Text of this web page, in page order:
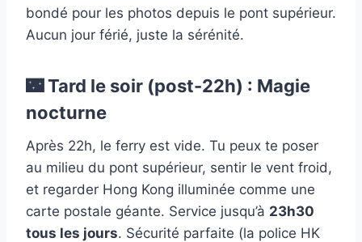
bondé pour les photos depuis le pont supérieur.
Aucun jour férié, juste la sérénité.
🌃 Tard le soir (post-22h) : Magie
nocturne
Après 22h, le ferry est vide. Tu peux te poser
au milieu du pont supérieur, sentir le vent froid,
et regarder Hong Kong illuminée comme une
carte postale géante. Service jusqu’à 23h30
tous les jours. Sécurité parfaite (la police HK